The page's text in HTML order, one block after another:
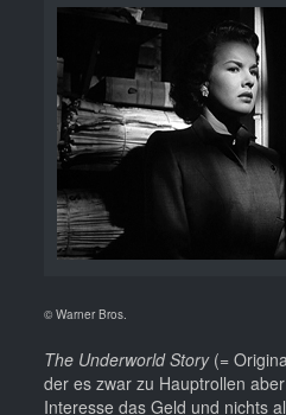
© Warner Bros.
The Underworld Story(=
der es zwar zu Hauptrollen
Interesse das Geld und nichts